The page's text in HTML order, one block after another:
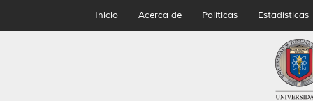
Inicio Acerca de Políticas Estadísticas